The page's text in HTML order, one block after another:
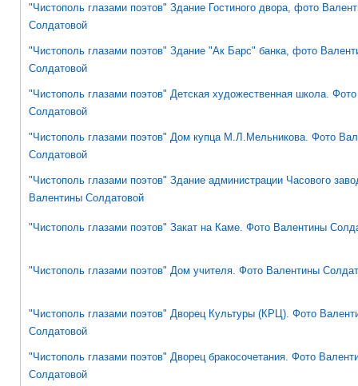
"Чистополь глазами поэтов" Здание Гостиного двора, фото
Солдатовой
"Чистополь глазами поэтов" Здание "Ак Барс" банка, фото
Солдатовой
"Чистополь глазами поэтов" Детская художественная школа.
Солдатовой
"Чистополь глазами поэтов" Дом купца М.Л.Мельникова. Фото
Солдатовой
"Чистополь глазами поэтов" Здание администрации Часового
Валентины Солдатовой
"Чистополь глазами поэтов" Закат на Каме. Фото Валентины
"Чистополь глазами поэтов" Дом учителя. Фото Валентины
"Чистополь глазами поэтов" Дворец Культуры (КРЦ). Фото
Солдатовой
"Чистополь глазами поэтов" Дворец бракосочетания. Фото
Солдатовой